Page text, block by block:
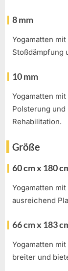
8 mm
Yogamatten
Stoßdämpfung
10 mm
Yogamatten
Polsterung
Rehabilitation.
Größe
60 cm x 180
Yogamatten
ausreichend
66 cm x 183
Yogamatten
breiter und